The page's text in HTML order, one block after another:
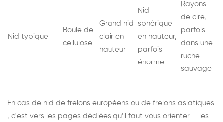
Nid typique
Boule de
cellulose
Grand nid
clair en
hauteur
Nid
sphérique
en hauteur,
parfois
énorme
Rayons
de cire,
parfois
dans une
ruche
sauvage
En cas de nid de frelons européens ou de frelons asiatiques
, c'est vers les pages dédiées qu'il faut vous orienter — les